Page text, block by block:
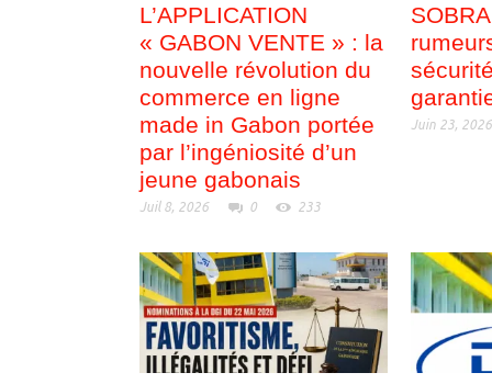
L’APPLICATION
« GABON VENTE » : la
nouvelle révolution du
commerce en ligne
made in Gabon portée
par l’ingéniosité d’un
jeune gabonais
Juil 8, 2026 0 233
Juin 23, 2026